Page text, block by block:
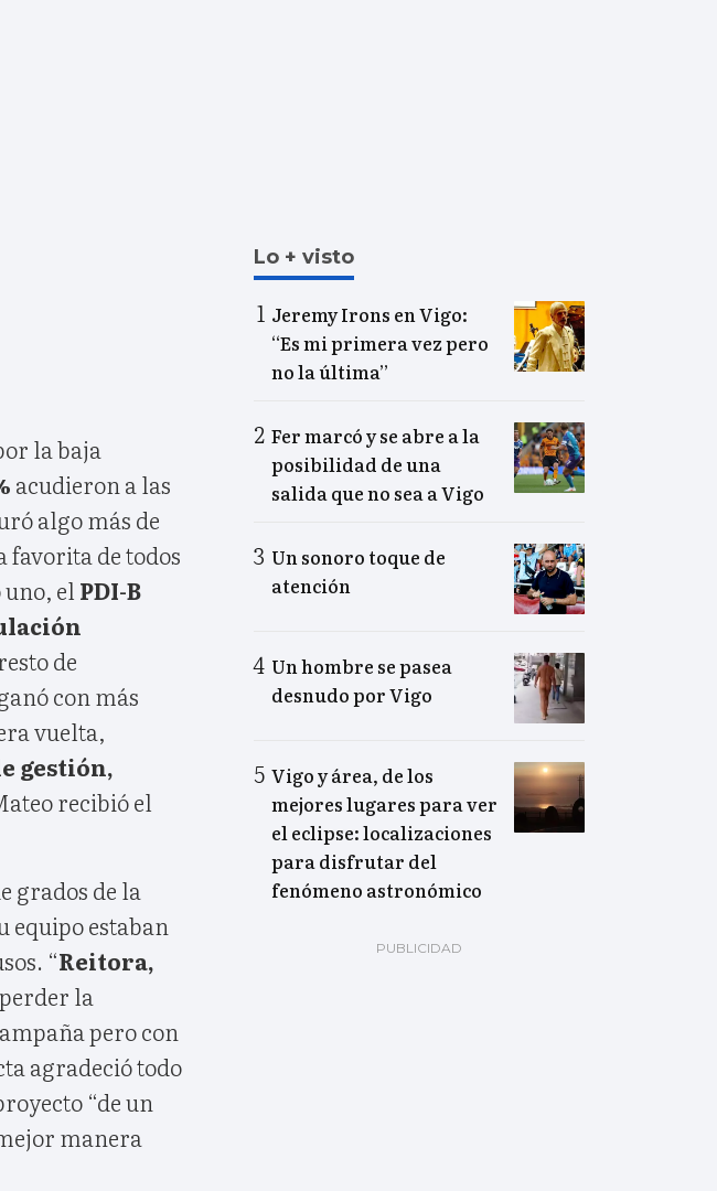
la baja
acudieron a las
algo más de
favorita de todos
el PDI-B
de
con más
vuelta,
gestión,
recibió el
grados de la
equipo estaban
“Reitora,
la
pero con
agradeció todo
“de un
manera
Lo + visto
Jeremy Irons en Vigo:
“Es mi primera vez pero
no la última”
Fer marcó y se abre a la
posibilidad de una
salida que no sea a Vigo
Un sonoro toque de
atención
Un hombre se pasea
desnudo por Vigo
Vigo y área, de los
mejores lugares para ver
el eclipse: localizaciones
para disfrutar del
fenómeno astronómico